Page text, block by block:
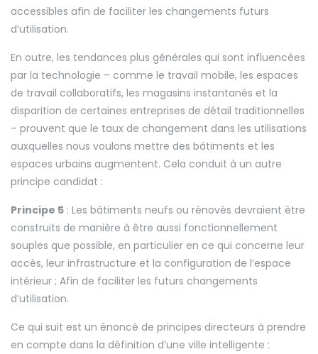
accessibles afin de faciliter les changements futurs
d’utilisation.
En outre, les tendances plus générales qui sont influencées
par la technologie – comme le travail mobile, les espaces
de travail collaboratifs, les magasins instantanés et la
disparition de certaines entreprises de détail traditionnelles
– prouvent que le taux de changement dans les utilisations
auxquelles nous voulons mettre des bâtiments et les
espaces urbains augmentent. Cela conduit à un autre
principe candidat :
Principe 5 : Les bâtiments neufs ou rénovés devraient être
construits de manière à être aussi fonctionnellement
souples que possible, en particulier en ce qui concerne leur
accès, leur infrastructure et la configuration de l’espace
intérieur ; Afin de faciliter les futurs changements
d’utilisation.
Ce qui suit est un énoncé de principes directeurs à prendre
en compte dans la définition d’une ville intelligente :